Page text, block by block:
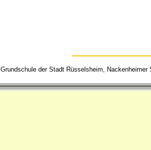
Grundschule der Stadt Rüsselsheim,